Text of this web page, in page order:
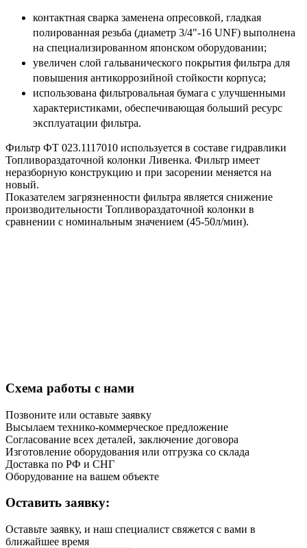
контактная сварка заменена опресовкой, гладкая
полированная резьба (диаметр 3/4"-16 UNF) выполнена
на специализированном японском оборудовании;
увеличен слой гальванического покрытия фильтра для
повышения антикоррозийной стойкости корпуса;
использована фильтровальная бумага с улучшенными
характеристиками, обеспечивающая больший ресурс
эксплуатации фильтра.
Фильтр ФТ 023.1117010 используется в составе гидравлики
Топливораздаточной колонки Ливенка. Фильтр имеет
неразборную конструкцию и при засорении меняется на
новый.
Показателем загрязненности фильтра является снижение
производительности Топливораздаточной колонки в
сравнении с номинальным значением (45-50л/мин).
Схема работы с нами
Позвоните или оставьте заявку
Высылаем технико-коммерческое предложение
Согласование всех деталей, заключение договора
Изготовление оборудования или отгрузка со склада
Доставка по РФ и СНГ
Оборудование на вашем объекте
Оставить заявку:
Оставьте заявку, и наш специалист свяжется с вами в
ближайшее время